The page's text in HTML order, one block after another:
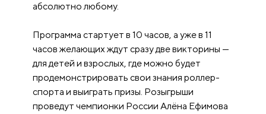
абсолютно любому.
Программа стартует в 10 часов, а уже в 11
часов желающих ждут сразу две викторины —
для детей и взрослых, где можно будет
продемонстрировать свои знания роллер-
спорта и выиграть призы. Розыгрыши
проведут чемпионки России Алёна Ефимова